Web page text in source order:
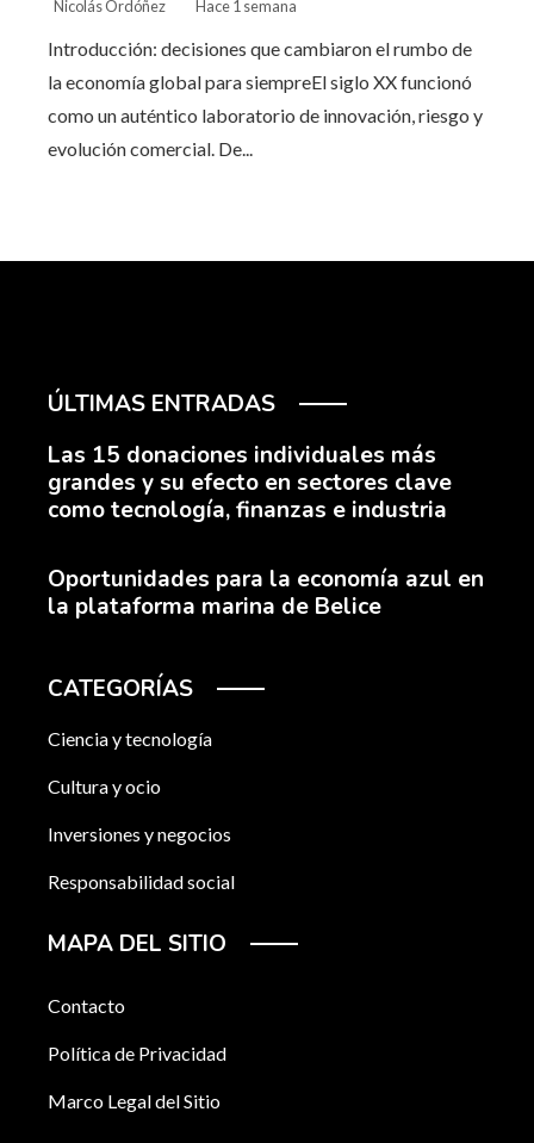
Nicolás Ordóñez Hace 1 semana
Introducción: decisiones que cambiaron el rumbo de
la economía global para siempreEl siglo XX funcionó
como un auténtico laboratorio de innovación, riesgo y
evolución comercial. De...
ÚLTIMAS ENTRADAS
Las 15 donaciones individuales más
grandes y su efecto en sectores clave
como tecnología, finanzas e industria
Oportunidades para la economía azul en
la plataforma marina de Belice
CATEGORÍAS
Ciencia y tecnología
Cultura y ocio
Inversiones y negocios
Responsabilidad social
MAPA DEL SITIO
Contacto
Política de Privacidad
Marco Legal del Sitio